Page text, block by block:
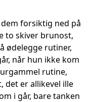
forsiktig ned på
to skiver brunost,
ødelegge rutiner,
når hun ikke kom
rutine,
det er allikevel ille
i går, bare tanken